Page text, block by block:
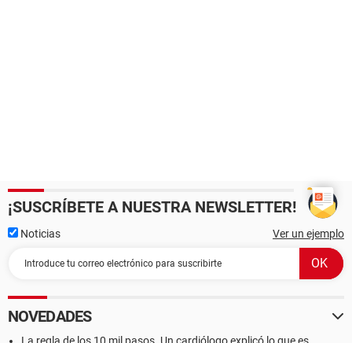
¡SUSCRÍBETE A NUESTRA NEWSLETTER!
Noticias Ver un ejemplo
NOVEDADES